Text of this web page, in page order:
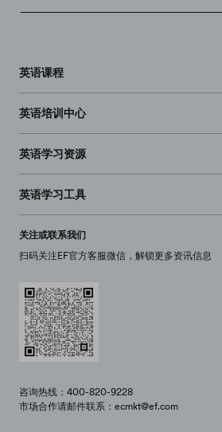
英语课程
英语培训中心
英语学习资源
英语学习工具
关注或联系我们
扫码关注EF官方客服微信，解锁更多资讯信息
咨询热线：400-820-9228
市场合作请邮件联系：ecmkt@ef.com